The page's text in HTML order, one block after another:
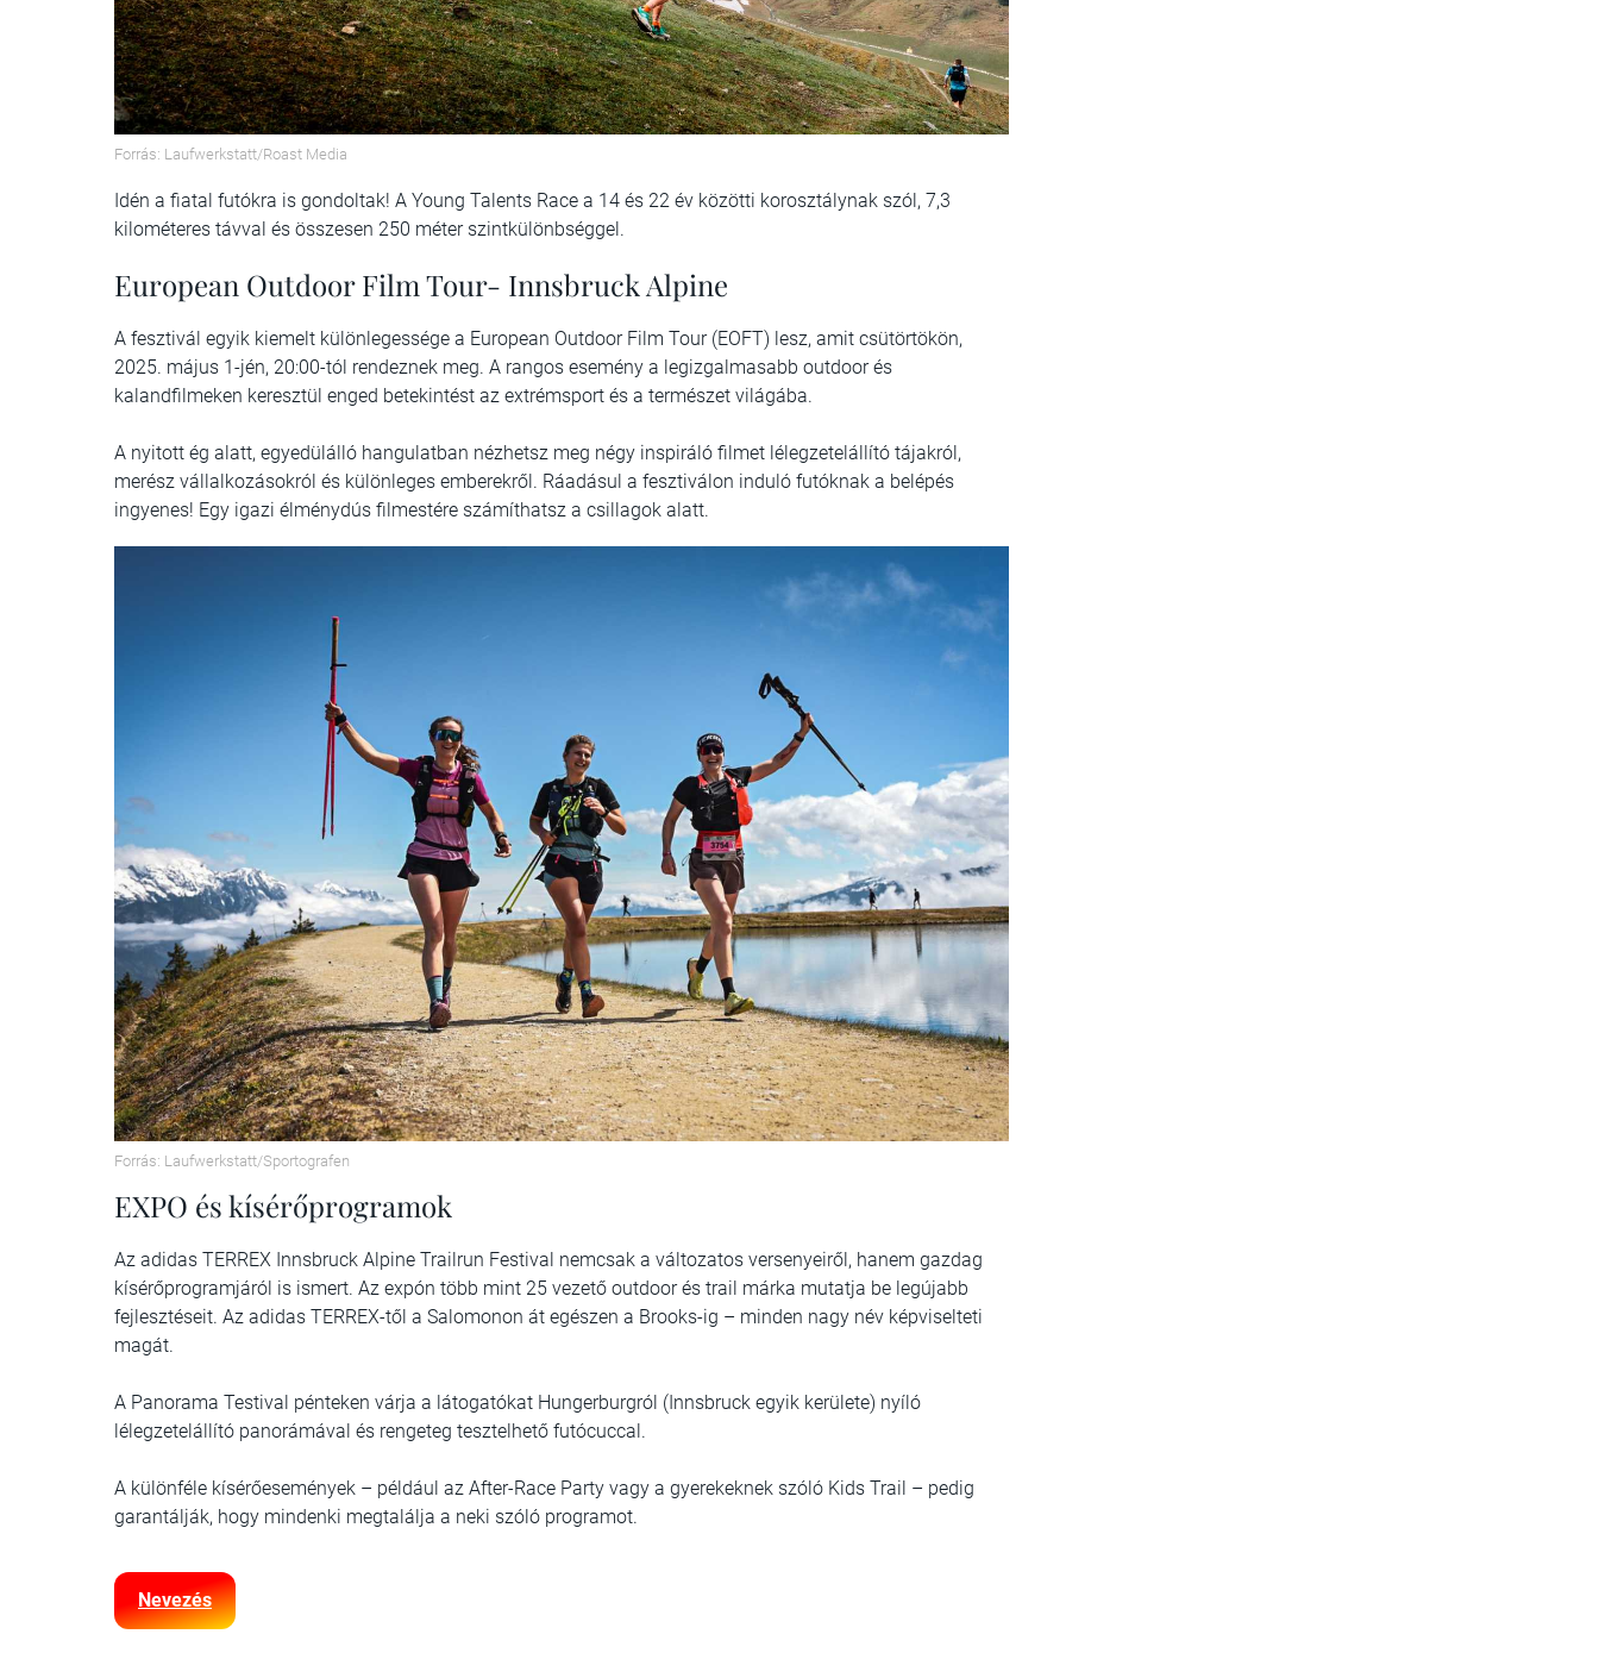
Forrás: Laufwerkstatt/Roast Media
Idén a fiatal futókra is gondoltak! A Young Talents Race a 14 és 22 év közötti korosztálynak szól, 7,3
kilométeres távval és összesen 250 méter szintkülönbséggel.
European Outdoor Film Tour- Innsbruck Alpine
A fesztivál egyik kiemelt különlegessége a European Outdoor Film Tour (EOFT) lesz, amit csütörtökön,
2025. május 1-jén, 20:00-tól rendeznek meg. A rangos esemény a legizgalmasabb outdoor és
kalandfilmeken keresztül enged betekintést az extrémsport és a természet világába.
A nyitott ég alatt, egyedülálló hangulatban nézhetsz meg négy inspiráló filmet lélegzetelállító tájakról,
merész vállalkozásokról és különleges emberekről. Ráadásul a fesztiválon induló futóknak a belépés
ingyenes! Egy igazi élménydús filmestére számíthatsz a csillagok alatt.
Forrás: Laufwerkstatt/Sportografen
EXPO és kísérőprogramok
Az adidas TERREX Innsbruck Alpine Trailrun Festival nemcsak a változatos versenyeiről, hanem gazdag
kísérőprogramjáról is ismert. Az expón több mint 25 vezető outdoor és trail márka mutatja be legújabb
fejlesztéseit. Az adidas TERREX-től a Salomonon át egészen a Brooks-ig – minden nagy név képviselteti
magát.
A Panorama Testival pénteken várja a látogatókat Hungerburgról (Innsbruck egyik kerülete) nyíló
lélegzetelállító panorámával és rengeteg tesztelhető futócuccal.
A különféle kísérőesemények – például az After-Race Party vagy a gyerekeknek szóló Kids Trail – pedig
garantálják, hogy mindenki megtalálja a neki szóló programot.
Nevezés